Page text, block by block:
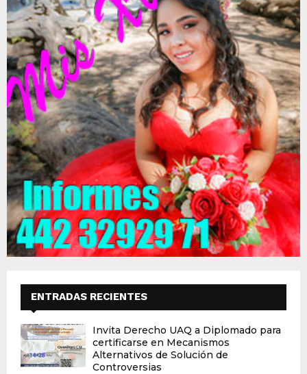
ENTRADAS RECIENTES
Invita Derecho UAQ a Diplomado para
certificarse en Mecanismos
Alternativos de Solución de
Controversias